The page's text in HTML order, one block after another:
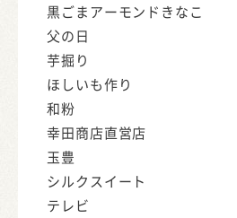
黒ごまアーモンドきなこ
父の日
芋掘り
ほしいも作り
和粉
幸田商店直営店
玉豊
シルクスイート
テレビ